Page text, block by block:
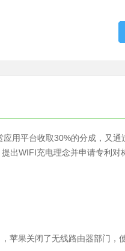
用平台收取30%的分成，又通
出WIFI充电理念并申请专利对
苹果关闭了无线路由器部门，